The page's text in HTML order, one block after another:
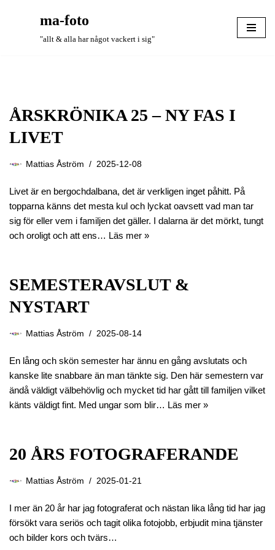
ma-foto
"allt & alla har något vackert i sig"
ÅRSKRÖNIKA 25 – NY FAS I
LIVET
Mattias Åström 2025-12-08
Livet är en bergochdalbana, det är verkligen inget påhitt. På
topparna känns det mesta kul och lyckat oavsett vad man tar
sig för eller vem i familjen det gäller. I dalarna är det mörkt, tungt
och oroligt och att ens… Läs mer »
SEMESTERAVSLUT &
NYSTART
Mattias Åström 2025-08-14
En lång och skön semester har ännu en gång avslutats och
kanske lite snabbare än man tänkte sig. Den här semestern var
ändå väldigt välbehövlig och mycket tid har gått till familjen vilket
känts väldigt fint. Med ungar som blir… Läs mer »
20 ÅRS FOTOGRAFERANDE
Mattias Åström 2025-01-21
I mer än 20 år har jag fotograferat och nästan lika lång tid har jag
försökt vara seriös och tagit olika fotojobb, erbjudit mina tjänster
och bilder kors och tvärs…